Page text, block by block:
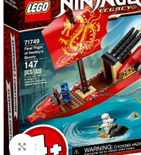
Click to enlarge